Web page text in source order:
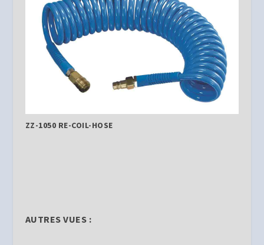
ZZ-1050 RE-COIL-HOSE
AUTRES VUES :